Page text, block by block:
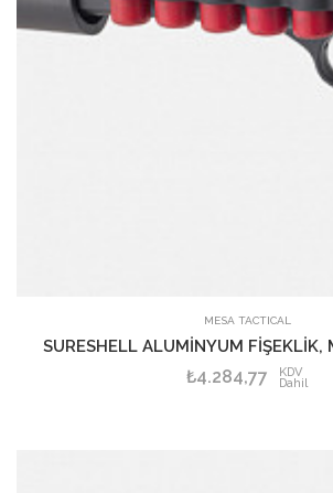
MESA TACTICAL
SURESHELL ALUMİNYUM FİŞEKLİK,
₺4.284,77 KDV
Dahil